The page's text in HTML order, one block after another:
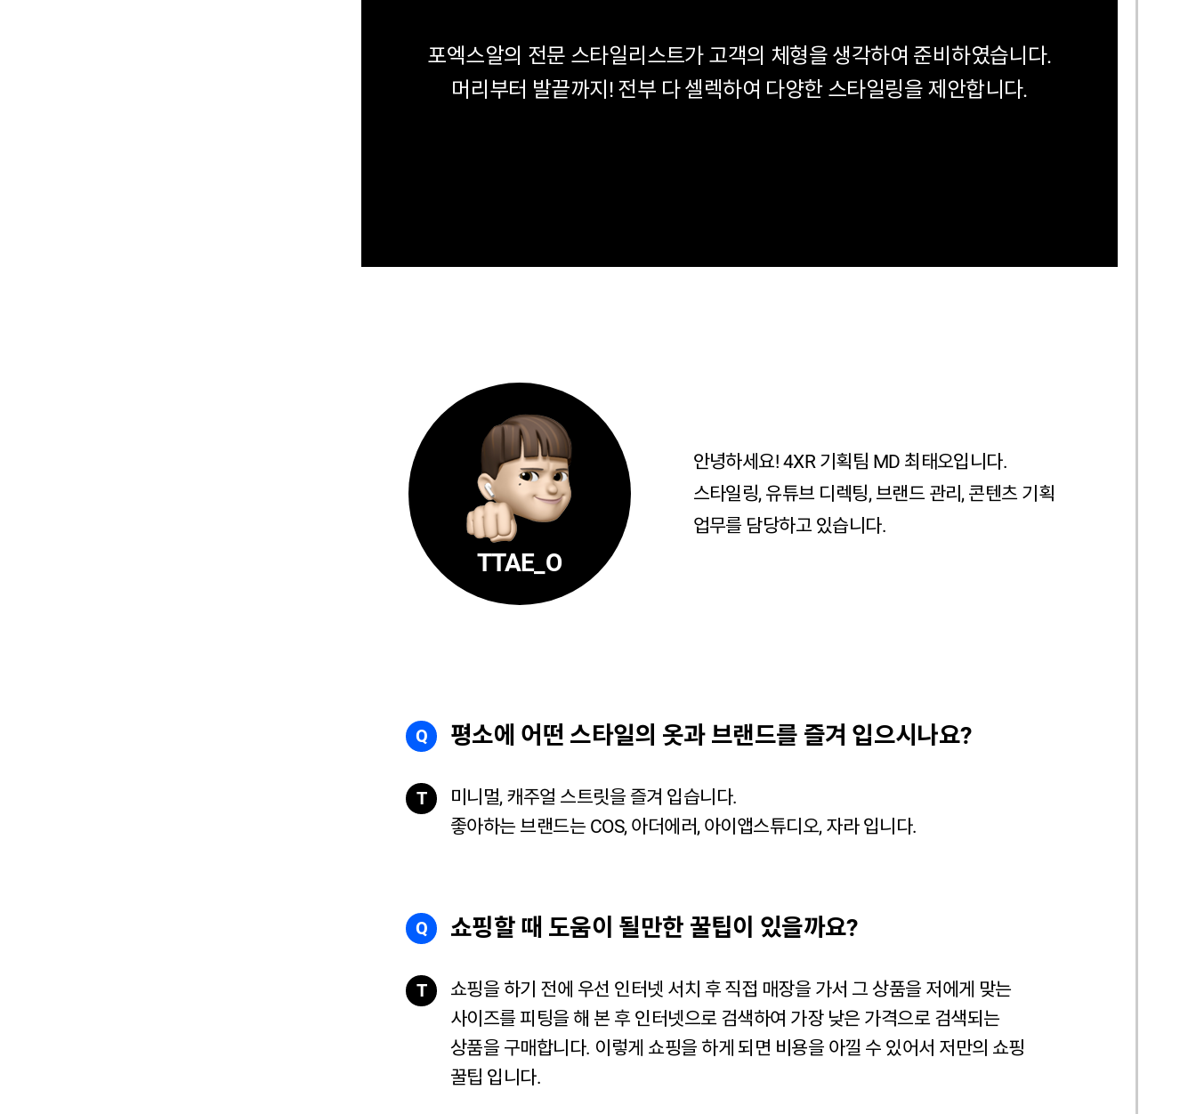
포엑스알의 전문 스타일리스트가 고객의 체형을 생각하여 준비하였습니다.
머리부터 발끝까지! 전부 다 셀렉하여 다양한 스타일링을 제안합니다.
TTAE_O
안녕하세요! 4XR 기획팀 MD 최태오입니다.
스타일링, 유튜브 디렉팅, 브랜드 관리, 콘텐츠 기획
업무를 담당하고 있습니다.
Q 평소에 어떤 스타일의 옷과 브랜드를 즐겨 입으시나요?
T
미니멀, 캐주얼 스트릿을 즐겨 입습니다.
좋아하는 브랜드는 COS, 아더에러, 아이앱스튜디오, 자라 입니다.
Q 쇼핑할 때 도움이 될만한 꿀팁이 있을까요?
T
쇼핑을 하기 전에 우선 인터넷 서치 후 직접 매장을 가서 그 상품을 저에게 맞는
사이즈를 피팅을 해 본 후 인터넷으로 검색하여 가장 낮은 가격으로 검색되는
상품을 구매합니다. 이렇게 쇼핑을 하게 되면 비용을 아낄 수 있어서 저만의 쇼핑
꿀팁 입니다.